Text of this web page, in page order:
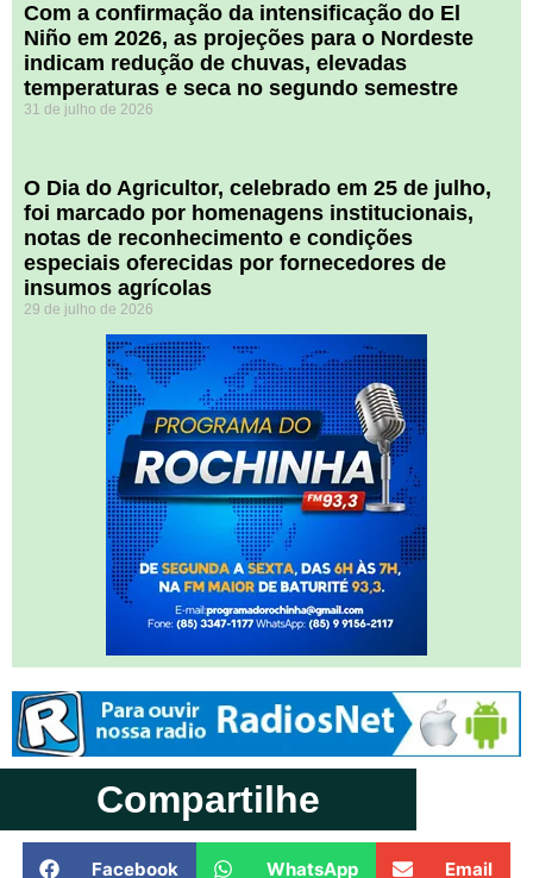
Com a confirmação da intensificação do El
Niño em 2026, as projeções para o Nordeste
indicam redução de chuvas, elevadas
temperaturas e seca no segundo semestre
31 de julho de 2026
O Dia do Agricultor, celebrado em 25 de julho,
foi marcado por homenagens institucionais,
notas de reconhecimento e condições
especiais oferecidas por fornecedores de
insumos agrícolas
29 de julho de 2026
Compartilhe
Facebook WhatsApp Email